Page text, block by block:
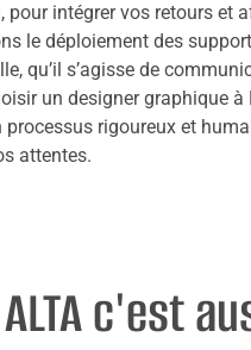
pour intégrer vos retours et
le déploiement des
qu’il s’agisse de
un designer graphique à
processus rigoureux et
attentes.
c'est